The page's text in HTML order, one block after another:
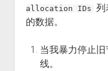
allocation IDs 列
的数据。
当我暴力停止
线。